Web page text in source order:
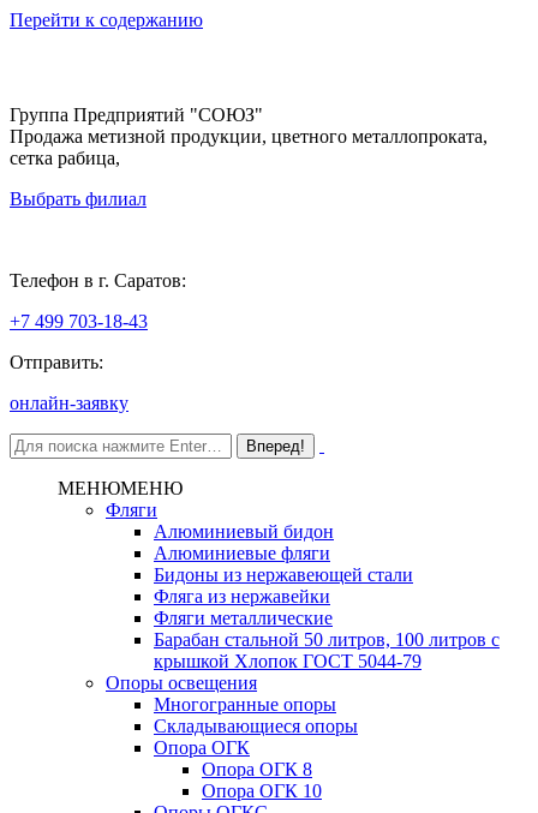
Перейти к содержанию
Группа Предприятий "СОЮЗ"
Продажа метизной продукции, цветного металлопроката,
сетка рабица,
Выбрать филиал
Телефон в г. Саратов:
+7 499 703-18-43
Отправить:
онлайн-заявку
МЕНЮМЕНЮ
Фляги
Алюминиевый бидон
Алюминиевые фляги
Бидоны из нержавеющей стали
Фляга из нержавейки
Фляги металлические
Барабан стальной 50 литров, 100 литров с
крышкой Хлопок ГОСТ 5044-79
Опоры освещения
Многогранные опоры
Складывающиеся опоры
Опора ОГК
Опора ОГК 8
Опора ОГК 10